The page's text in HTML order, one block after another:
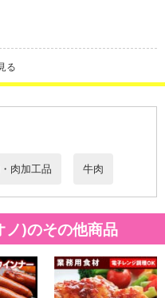
る
肉加工品 牛肉
)のその他商品